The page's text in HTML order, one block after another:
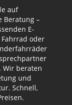
auf
Beratung –
E-
oder
Wir beraten
und
Schnell,